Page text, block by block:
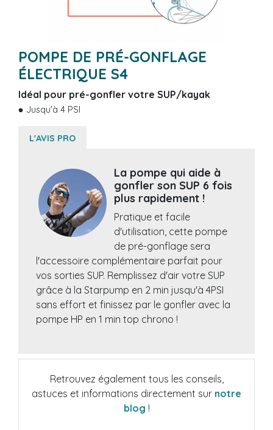
POMPE DE PRÉ-GONFLAGE
ÉLECTRIQUE S4
Idéal pour pré-gonfler votre SUP/kayak
Jusqu'à 4 PSI
L'AVIS PRO
La pompe qui aide à
gonfler son SUP 6 fois
plus rapidement !
Pratique et facile
d'utilisation, cette pompe
de pré-gonflage sera
l'accessoire complémentaire parfait pour
vos sorties SUP. Remplissez d'air votre SUP
grâce à la Starpump en 2 min jusqu'à 4PSI
sans effort et finissez par le gonfler avec la
pompe HP en 1 min top chrono !
Retrouvez également tous les conseils,
astuces et informations directement sur notre
blog !